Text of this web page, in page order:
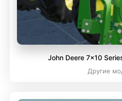
John Deere 7x10
Другие